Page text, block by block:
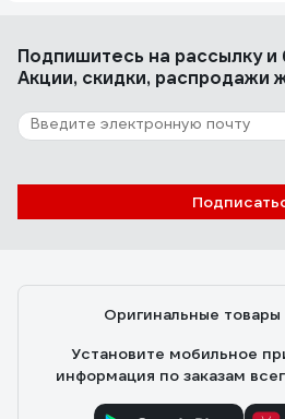
Подпишитесь на рассылкуи
Акции, скидки, распродажи
Оригинальные товары
Установите мобильное
информация по заказам